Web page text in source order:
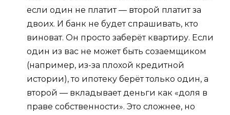
если один не платит — второй платит за
двоих. И банк не будет спрашивать, кто
виноват. Он просто заберёт квартиру. Если
один из вас не может быть созаемщиком
(например, из-за плохой кредитной
истории), то ипотеку берёт только один, а
второй — вкладывает деньги как «доля в
праве собственности». Это сложнее, но